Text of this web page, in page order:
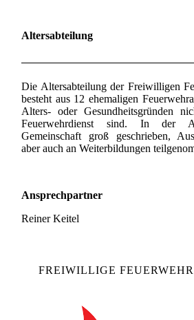
Altersabteilung
Die Altersabteilung der Freiwilligen
besteht aus 12 ehemaligen
Alters- oder Gesundheitsgründen
Feuerwehrdienst sind. In der
Gemeinschaft groß geschrieben,
aber auch an Weiterbildungen
Ansprechpartner
Reiner Keitel
FREIWILLIGE